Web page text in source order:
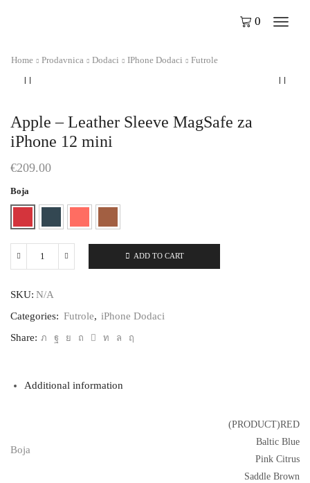
0
Home Prodavnica Dodaci IPhone Dodaci Futrole
Apple – Leather Sleeve MagSafe za
iPhone 12 mini
€209.00
Boja
Apple
Sleeve
MagSafe
iPhone
ADD TO CART
SKU: N/A
Categories: Futrole, iPhone Dodaci
Share:
Additional information
Boja
(PRODUCT)RED
Baltic Blue
Pink Citrus
Saddle Brown